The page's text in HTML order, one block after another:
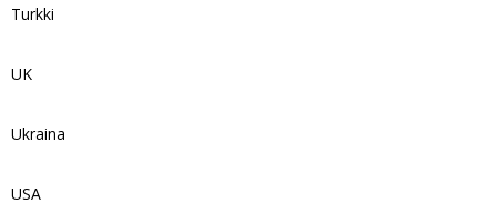
Turkki
UK
Ukraina
USA